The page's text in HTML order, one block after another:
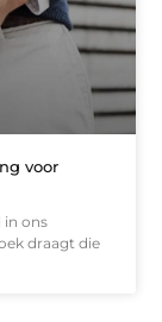
voor
in ons
draagt die